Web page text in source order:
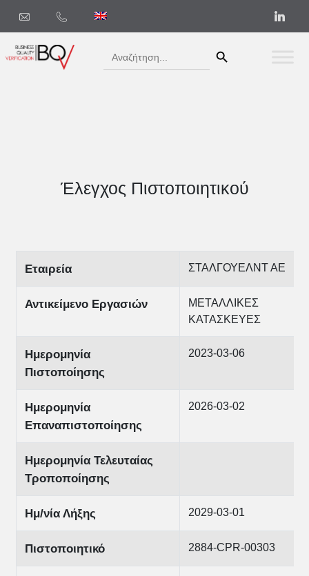
Search
for:
Έλεγχος Πιστοποιητικού
Εταιρεία ΣΤΑΛΓΟΥΕΛΝΤ ΑΕ
Αντικείμενο Εργασιών
ΜΕΤΑΛΛΙΚΕΣ
ΚΑΤΑΣΚΕΥΕΣ
Ημερομηνία
Πιστοποίησης
2023-03-06
Ημερομηνία
Επαναπιστοποίησης
2026-03-02
Ημερομηνία Τελευταίας
Τροποποίησης
Ημ/νία Λήξης 2029-03-01
Πιστοποιητικό 2884-CPR-00303